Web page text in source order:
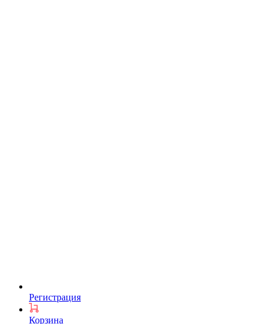
Регистрация
Корзина